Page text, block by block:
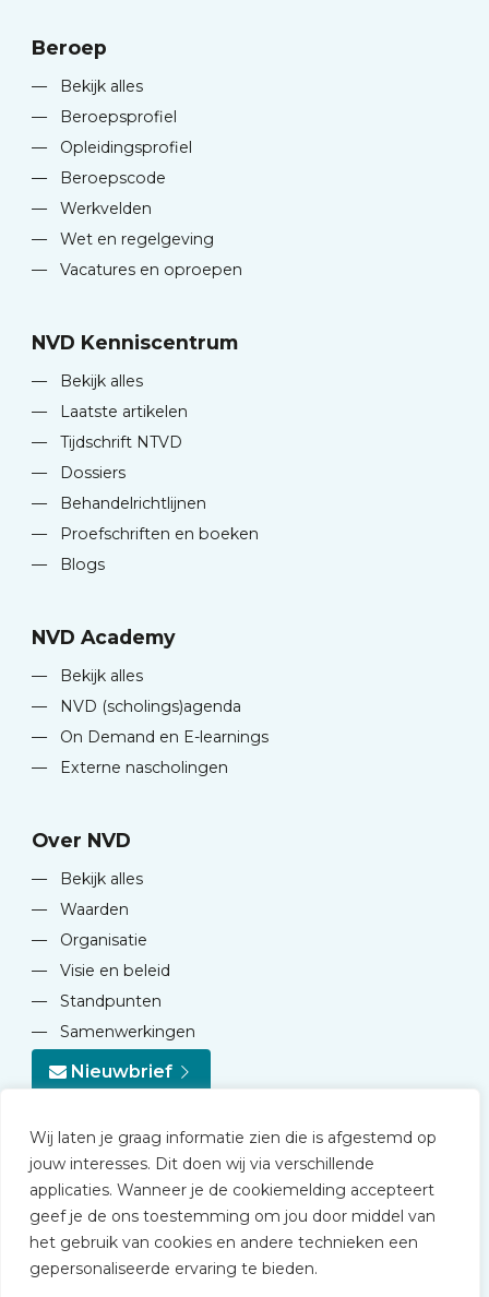
Wij laten je graag informatie zien die is afgestemd op
jouw interesses. Dit doen wij via verschillende
applicaties. Wanneer je de cookiemelding accepteert
geef je de ons toestemming om jou door middel van
het gebruik van cookies en andere technieken een
gepersonaliseerde ervaring te bieden.
Beroep
—
Bekijk alles
—
Beroepsprofiel
—
Opleidingsprofiel
—
Beroepscode
—
Werkvelden
—
Wet en regelgeving
—
Vacatures en oproepen
NVD Kenniscentrum
—
Bekijk alles
—
Laatste artikelen
—
Tijdschrift NTVD
—
Dossiers
—
Behandelrichtlijnen
—
Proefschriften en boeken
—
Blogs
NVD Academy
—
Bekijk alles
—
NVD (scholings)agenda
—
On Demand en E-learnings
—
Externe nascholingen
Over NVD
—
Bekijk alles
—
Waarden
—
Organisatie
—
Visie en beleid
—
Standpunten
—
Samenwerkingen
Nieuwbrief
© 2026 NVD
Privacy statement
Disclaimer